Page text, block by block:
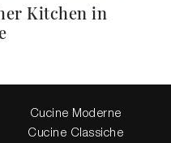
Kitchen in
Cucine Moderne
Cucine Classiche